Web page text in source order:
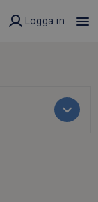
Logga in